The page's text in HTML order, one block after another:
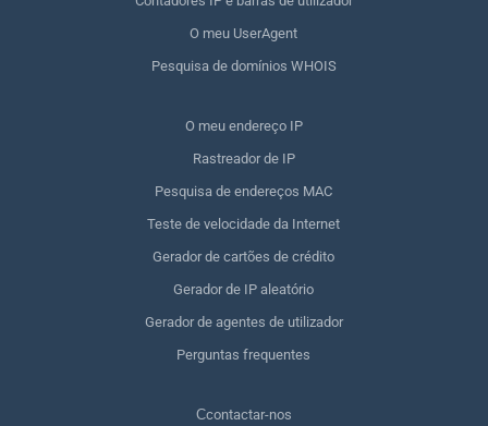
O meu UserAgent
Pesquisa de domínios WHOIS
O meu endereço IP
Rastreador de IP
Pesquisa de endereços MAC
Teste de velocidade da Internet
Gerador de cartões de crédito
Gerador de IP aleatório
Gerador de agentes de utilizador
Perguntas frequentes
Сcontactar-nos